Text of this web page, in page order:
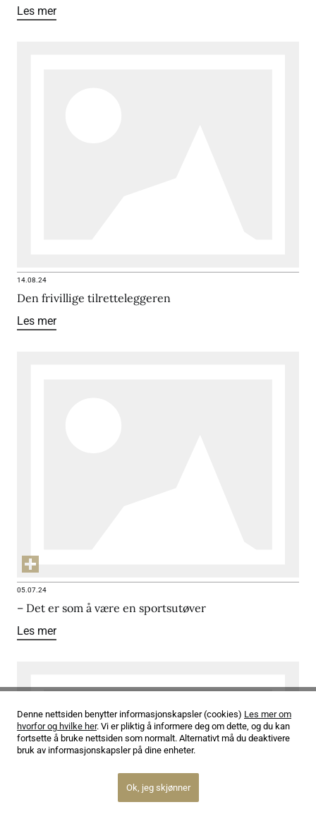
Les mer
14.08.24
Den frivillige tilretteleggeren
Les mer
05.07.24
– Det er som å være en sportsutøver
Les mer
Denne nettsiden benytter informasjonskapsler (cookies) Les mer om
hvorfor og hvilke her. Vi er pliktig å informere deg om dette, og du kan
fortsette å bruke nettsiden som normalt. Alternativt må du deaktivere
bruk av informasjonskapsler på dine enheter.
Ok, jeg skjønner